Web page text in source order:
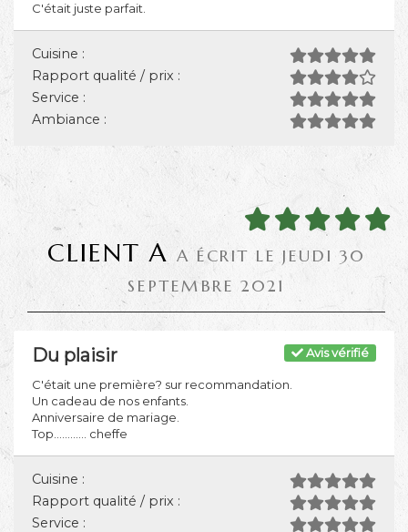
C'était juste parfait.
Cuisine :
Rapport qualité / prix :
Service :
Ambiance :
CLIENT A A ÉCRIT LE JEUDI 30
SEPTEMBRE 2021
Avis vérifié
Du plaisir
C'était une première? sur recommandation.
Un cadeau de nos enfants.
Anniversaire de mariage.
Top............ cheffe
Cuisine :
Rapport qualité / prix :
Service :